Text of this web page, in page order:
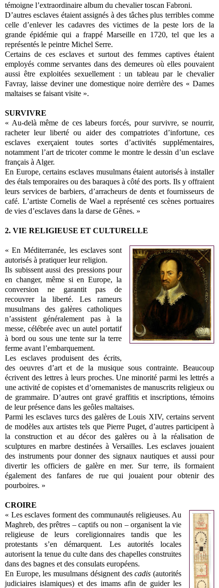
témoigne l’extraordinaire album du chevalier toscan Fabroni.
D’autres esclaves étaient assignés à des tâches plus terribles comme
celle d’enlever les cadavres des victimes de la peste lors de la
grande épidémie qui a frappé Marseille en 1720, tel que les a
représentés le peintre Michel Serre.
Certains de ces esclaves et surtout des femmes captives étaient
employés comme servantes dans des demeures où elles pouvaient
aussi être exploitées sexuellement : un tableau par le chevalier
Favray, laisse deviner une domestique noire derrière des « Dames
maltaises se faisant visite ».
SURVIVRE
« Au-delà même de ces labeurs forcés, pour survivre, se nourrir,
racheter leur liberté ou aider des compatriotes d’infortune, ces
esclaves exerçaient toutes sortes d’activités supplémentaires,
notamment l’art de tricoter comme le montre le dessin d’un esclave
français à Alger.
En Europe, certains esclaves musulmans étaient autorisés à installer
des étals temporaires ou des baraques à côté des ports. Ils y offraient
leurs services de barbiers, d’arracheurs de dents et fournisseurs de
café. L’artiste Cornelis de Wael a représenté ces scènes portuaires
de vies d’esclaves dans la darse de Gênes. »
2. VIE RELIGIEUSE ET CULTURELLE
« En Méditerranée, les esclaves sont
autorisés à pratiquer leur religion.
Ils subissent aussi des pressions pour
en changer, même si en Europe, la
conversion ne garantit pas de
recouvrer la liberté. Les rameurs
musulmans des galères catholiques
n’assistent généralement pas à la
messe, célébrée avec un autel portatif
à bord ou sous une tente sur la terre
ferme avant l’embarquement.
Les esclaves produisent des écrits,
des oeuvres d’art et de la musique sous contrainte. Beaucoup
écrivent des lettres à leurs proches. Une minorité parmi les lettrés a
une activité de copistes et d’ornemanistes de manuscrits religieux ou
de grammaire. D’autres ont gravé graffitis et inscriptions, témoins
de leur présence dans les geôles maltaises.
Parmi les esclaves turcs des galères de Louis XIV, certains servent
de modèles aux artistes tels que Pierre Puget, d’autres participent à
la construction et au décor des galères ou à la réalisation de
sculptures en marbre destinées à Versailles. Les esclaves jouaient
des instruments pour donner des signaux nautiques et aussi pour
divertir les officiers de galère en mer. Sur terre, ils formaient
également des fanfares de rue qui jouaient pour obtenir des
pourboires. »
CROIRE
« Les esclaves forment des communautés religieuses. Au
Maghreb, des prêtres – captifs ou non – organisent la vie
religieuse de leurs coreligionnaires tandis que les
protestants s’en démarquent. Les autorités locales
autorisent la tenue du culte dans des chapelles construites
dans des bagnes et des consulats européens.
En Europe, les musulmans désignent descadis(autorités
judiciaires islamiques) et des imams afin de guider les